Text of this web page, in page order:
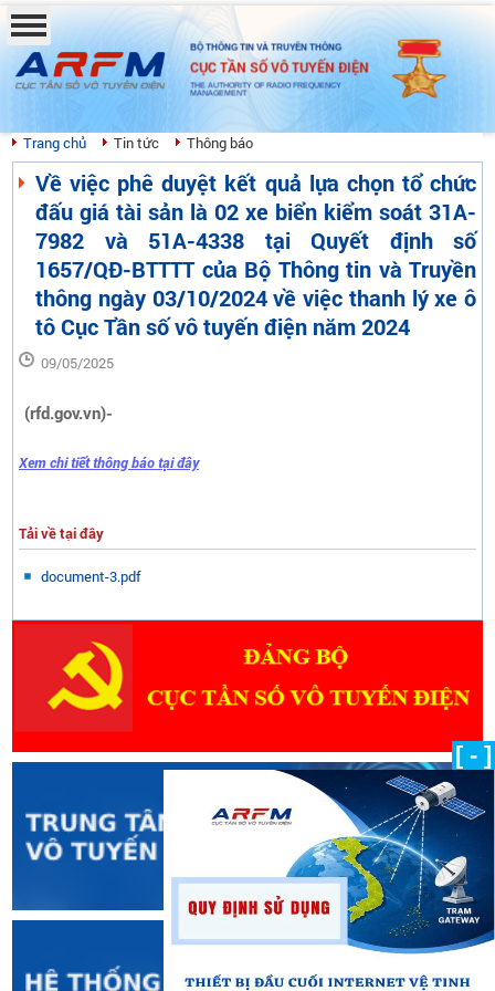
BỘ THÔNG TIN VÀ TRUYỀN THÔNG
CỤC TẦN SỐ VÔ TUYẾN ĐIỆN
THE AUTHORITY OF RADIO FREQUENCY
MANAGEMENT
Trang chủ Tin tức Thông báo
Về việc phê duyệt kết quả lựa chọn tổ chức
đấu giá tài sản là 02 xe biển kiểm soát 31A-
7982 và 51A-4338 tại Quyết định số
1657/QĐ-BTTTT của Bộ Thông tin và Truyền
thông ngày 03/10/2024 về việc thanh lý xe ô
tô Cục Tần số vô tuyến điện năm 2024
09/05/2025
(rfd.gov.vn)-
Xem chi tiết thông báo tại đây
Tải về tại đây
document-3.pdf
[ - ]